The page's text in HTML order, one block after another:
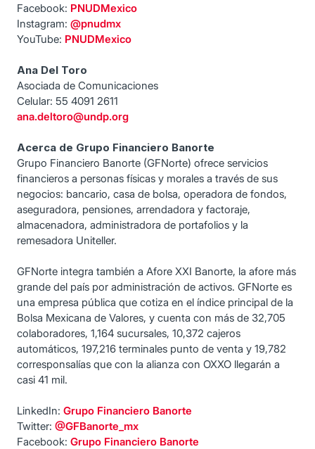
Facebook: PNUDMexico
Instagram: @pnudmx
YouTube: PNUDMexico
Ana Del Toro
Asociada de Comunicaciones
Celular: 55 4091 2611
ana.deltoro@undp.org
Acerca de Grupo Financiero Banorte
Grupo Financiero Banorte (GFNorte) ofrece servicios
financieros a personas físicas y morales a través de sus
negocios: bancario, casa de bolsa, operadora de fondos,
aseguradora, pensiones, arrendadora y factoraje,
almacenadora, administradora de portafolios y la
remesadora Uniteller.
GFNorte integra también a Afore XXI Banorte, la afore más
grande del país por administración de activos. GFNorte es
una empresa pública que cotiza en el índice principal de la
Bolsa Mexicana de Valores, y cuenta con más de 32,705
colaboradores, 1,164 sucursales, 10,372 cajeros
automáticos, 197,216 terminales punto de venta y 19,782
corresponsalías que con la alianza con OXXO llegarán a
casi 41 mil.
LinkedIn: Grupo Financiero Banorte
Twitter: @GFBanorte_mx
Facebook: Grupo Financiero Banorte